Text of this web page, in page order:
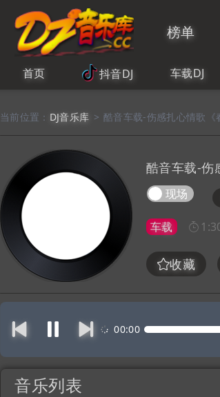
榜单
首页 抖音DJ 车载DJ
当前位置： DJ音乐库 > 酷音车载-伤感扎心情歌
现场
酷音车载-伤
车载
收藏
00:00
音乐列表